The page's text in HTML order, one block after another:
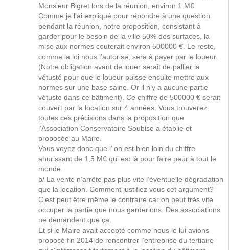
Monsieur Bigret lors de la réunion, environ 1 M€.
Comme je l’ai expliqué pour répondre à une question
pendant la réunion, notre proposition, consistant à
garder pour le besoin de la ville 50% des surfaces, la
mise aux normes couterait environ 500000 €. Le reste,
comme la loi nous l’autorise, sera à payer par le loueur.
(Notre obligation avant de louer serait de pallier la
vétusté pour que le loueur puisse ensuite mettre aux
normes sur une base saine. Or il n’y a aucune partie
vétuste dans ce bâtiment). Ce chiffre de 500000 € serait
couvert par la location sur 4 années. Vous trouverez
toutes ces précisions dans la proposition que
l’Association Conservatoire Soubise a établie et
proposée au Maire.
Vous voyez donc que l’ on est bien loin du chiffre
ahurissant de 1,5 M€ qui est là pour faire peur à tout le
monde.
b/ La vente n’arrête pas plus vite l’éventuelle dégradation
que la location. Comment justifiez vous cet argument?
C’est peut être même le contraire car on peut très vite
occuper la partie que nous garderions. Des associations
ne demandent que ça.
Et si le Maire avait accepté comme nous le lui avions
proposé fin 2014 de rencontrer l’entreprise du tertiaire